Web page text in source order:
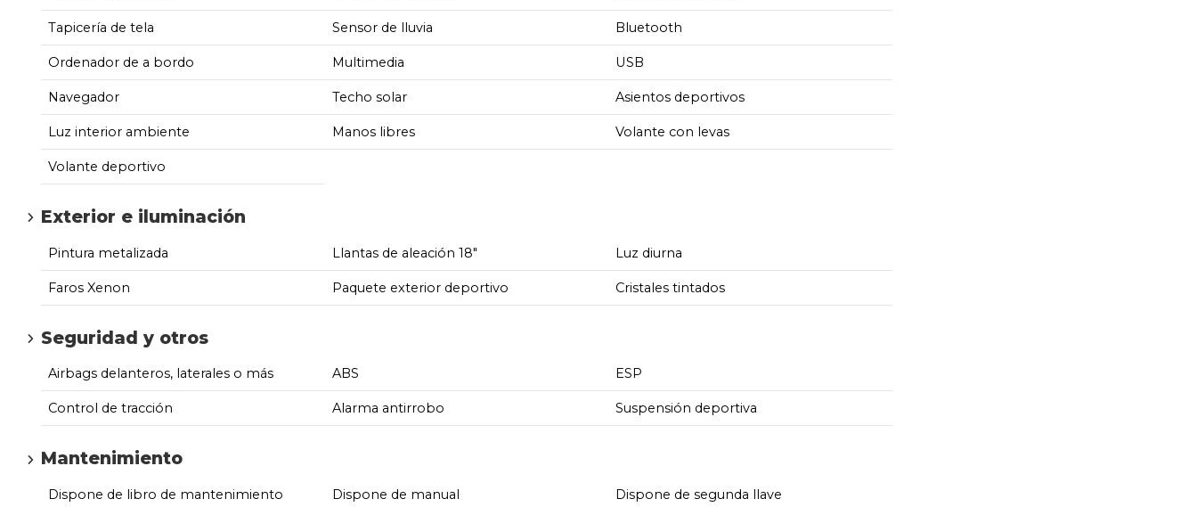
Tapicería de tela Sensor de lluvia Bluetooth
Ordenador de a bordo Multimedia USB
Navegador Techo solar Asientos deportivos
Luz interior ambiente Manos libres Volante con levas
Volante deportivo
Exterior e iluminación
Pintura metalizada Llantas de aleación 18" Luz diurna
Faros Xenon Paquete exterior deportivo Cristales tintados
Seguridad y otros
Airbags delanteros, laterales o más ABS ESP
Control de tracción Alarma antirrobo Suspensión deportiva
Mantenimiento
Dispone de libro de mantenimiento Dispone de manual Dispone de segunda llave